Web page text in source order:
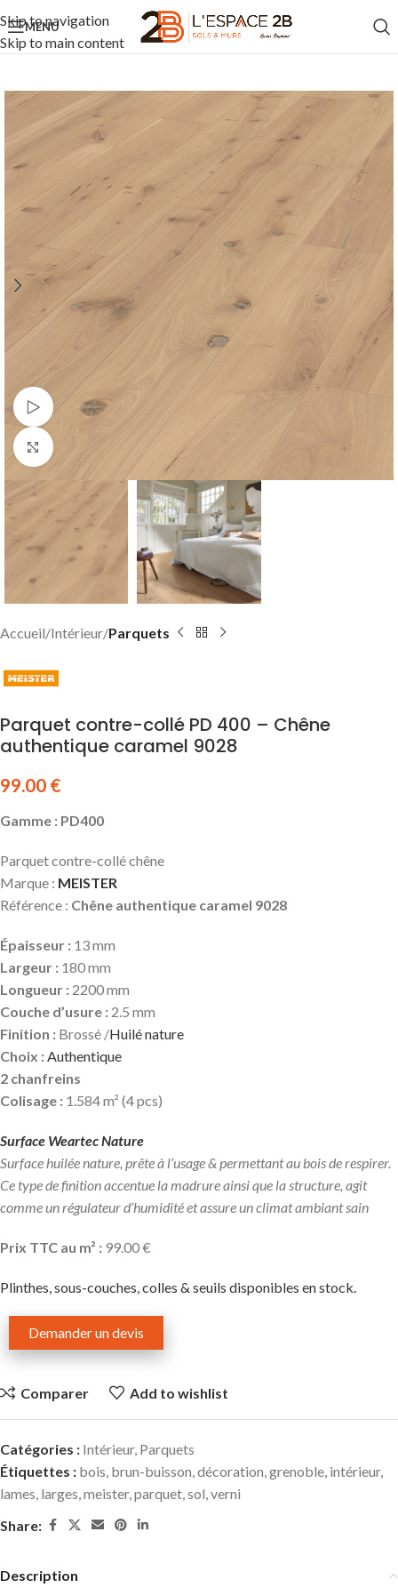
Skip to navigation
Skip to main content
MENU
Watch video
Click to enlarge
Accueil Intérieur Parquets
Parquet contre-collé PD 400 – Chêne
authentique caramel 9028
99.00 €
Gamme : PD400
Parquet contre-collé chêne
Marque : MEISTER
Référence : Chêne authentique caramel 9028
Épaisseur : 13 mm
Largeur : 180 mm
Longueur : 2200 mm
Couche d’usure : 2.5 mm
Finition : Brossé /Huilé nature
Choix :Authentique
2 chanfreins
Colisage : 1.584 m² (4 pcs)
Surface Weartec Nature
Surface huilée nature, prête à l’usage & permettant au bois de respirer.
Ce type de finition accentue la madrure ainsi que la structure, agit
comme un régulateur d’humidité et assure un climat ambiant sain
Prix TTC au m² : 99.00 €
Plinthes, sous-couches, colles & seuils disponibles en stock.
Demander un devis
Comparer Add to wishlist
Catégories : Intérieur, Parquets
Étiquettes : bois, brun-buisson,décoration,grenoble, intérieur,
lames, larges,meister,parquet,sol,verni
Share:
Description